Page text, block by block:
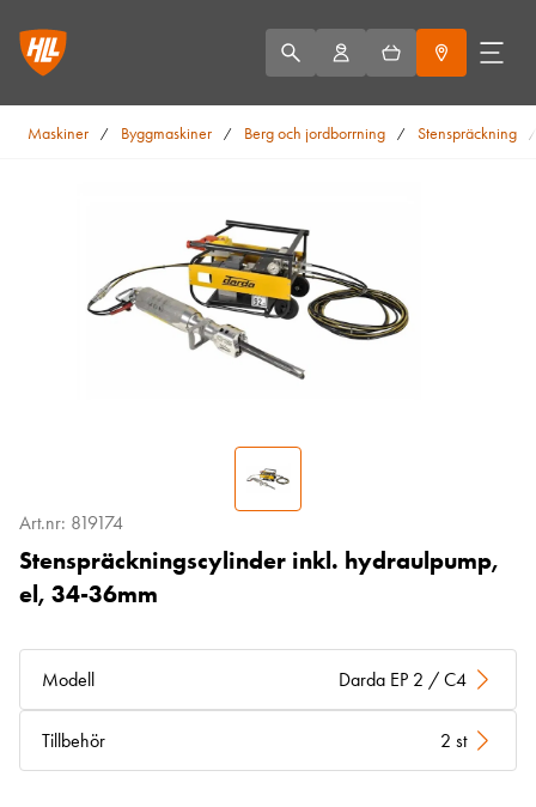
Maskiner / Byggmaskiner / Berg och jordborrning / Stenspräckning
Art.nr: 819174
Stenspräckningscylinder inkl. hydraulpump,
el, 34-36mm
Modell Darda EP 2 / C4
Tillbehör 2 st